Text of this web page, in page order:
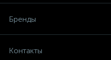
Бренды
Контакты